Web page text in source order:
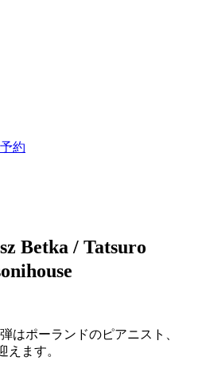
約
Betka / Tatsuro
はポーランドのピアニスト、
えます。